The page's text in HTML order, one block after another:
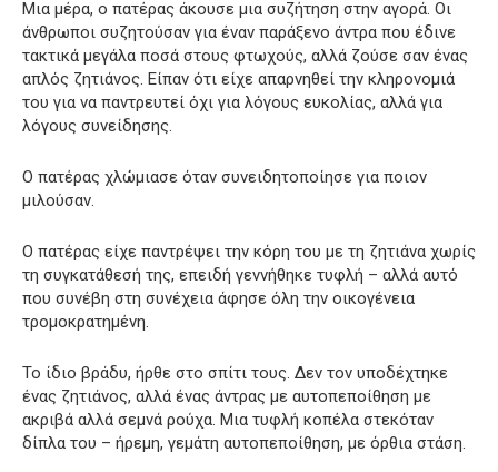
Μια μέρα, ο πατέρας άκουσε μια συζήτηση στην αγορά. Οι
άνθρωποι συζητούσαν για έναν παράξενο άντρα που έδινε
τακτικά μεγάλα ποσά στους φτωχούς, αλλά ζούσε σαν ένας
απλός ζητιάνος. Είπαν ότι είχε απαρνηθεί την κληρονομιά
του για να παντρευτεί όχι για λόγους ευκολίας, αλλά για
λόγους συνείδησης.
Ο πατέρας χλώμιασε όταν συνειδητοποίησε για ποιον
μιλούσαν.
Ο πατέρας είχε παντρέψει την κόρη του με τη ζητιάνα χωρίς
τη συγκατάθεσή της, επειδή γεννήθηκε τυφλή – αλλά αυτό
που συνέβη στη συνέχεια άφησε όλη την οικογένεια
τρομοκρατημένη.
Το ίδιο βράδυ, ήρθε στο σπίτι τους. Δεν τον υποδέχτηκε
ένας ζητιάνος, αλλά ένας άντρας με αυτοπεποίθηση με
ακριβά αλλά σεμνά ρούχα. Μια τυφλή κοπέλα στεκόταν
δίπλα του – ήρεμη, γεμάτη αυτοπεποίθηση, με όρθια στάση.